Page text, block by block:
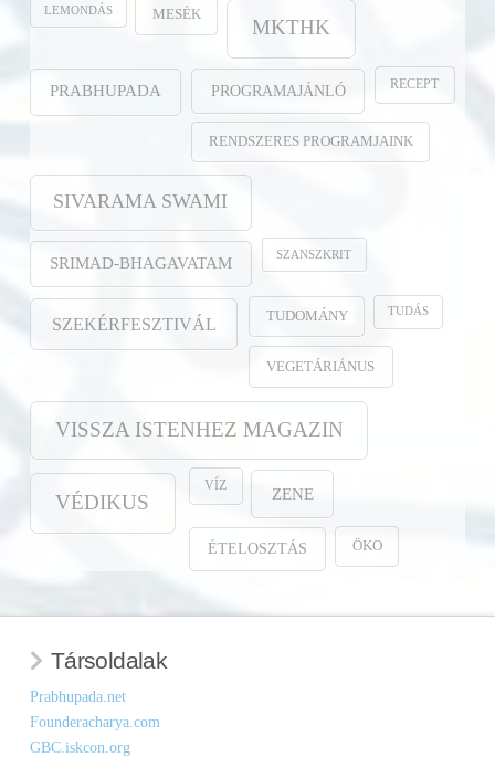
LEMONDÁS MESÉK
MKTHK
PRABHUPADA PROGRAMAJÁNLÓ RECEPT
RENDSZERES PROGRAMJAINK
SIVARAMA SWAMI
SRIMAD-BHAGAVATAM SZANSZKRIT
SZEKÉRFESZTIVÁL TUDOMÁNY TUDÁS
VEGETÁRIÁNUS
VISSZA ISTENHEZ MAGAZIN
VÉDIKUS
VÍZ ZENE
ÉTELOSZTÁS ÖKO
Társoldalak
Prabhupada.net
Founderacharya.com
GBC.iskcon.org